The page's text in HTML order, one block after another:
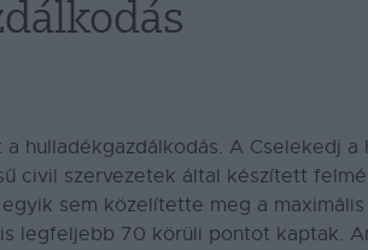
hulladékgazdálkodás. A Cselekedj a
civil szervezetek által készített
sem közelítette meg a maximális
legfeljebb 70 körüli pontot kaptak.